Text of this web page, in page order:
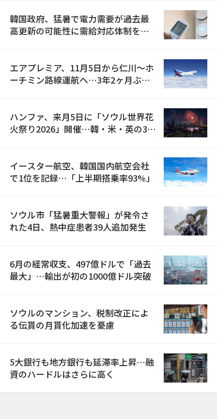
韓国政府、猛暑で電力需要が過去最
高更新の可能性に需給対応体制を点
エアプレミア、11月5日から仁川〜ホ
ーチミン路線運航へ…3年2ヶ月ぶり
ハンファ、来月5日に「ソウル世界花
火祭り2026」開催…韓・米・英の3カ
イースター航空、韓国国内航空会社
で1位を記録…「上半期搭乗率93%」
ソウル市「猛暑重大警報」が発令さ
れた4日、熱中症患者39人追加発生
6月の経常収支、497億ドルで「過去
最大」…輸出が初の1000億ドル突破
ソウルのマンション、税制改正によ
る伝貰の月貰化加速を憂慮
5大銀行も地方銀行も延滞率上昇…融
資のハードルはさらに高く